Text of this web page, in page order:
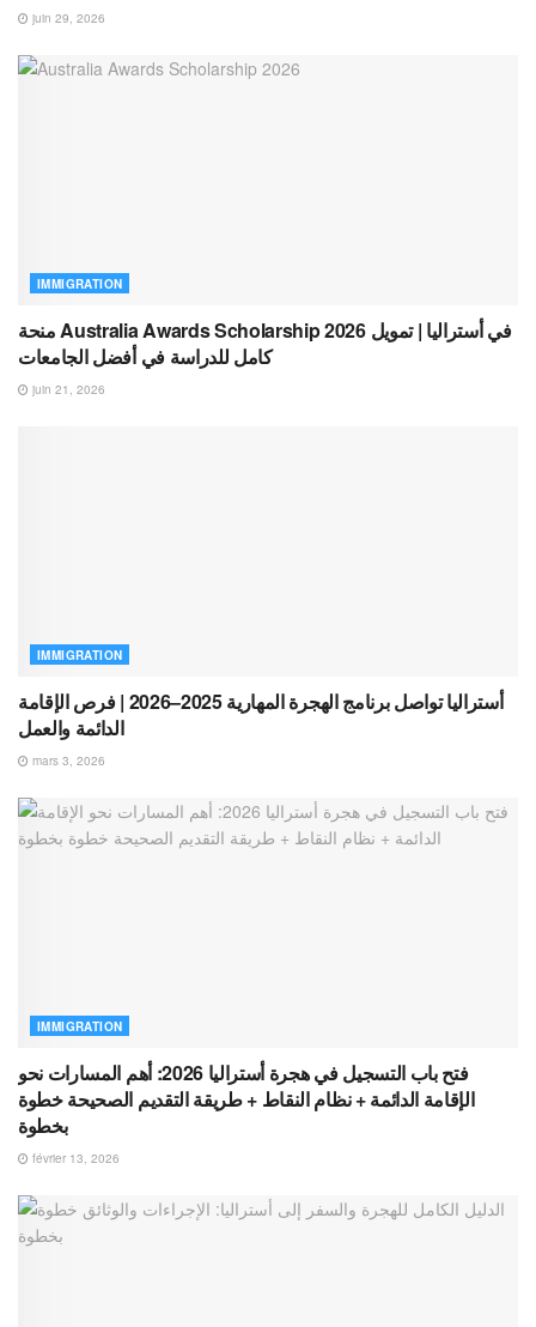
juin 29, 2026
IMMIGRATION
منحة Australia Awards Scholarship 2026 في أستراليا | تمويل
كامل للدراسة في أفضل الجامعات
juin 21, 2026
IMMIGRATION
أستراليا تواصل برنامج الهجرة المهارية 2025–2026 | فرص الإقامة
الدائمة والعمل
mars 3, 2026
IMMIGRATION
فتح باب التسجيل في هجرة أستراليا 2026: أهم المسارات نحو
الإقامة الدائمة + نظام النقاط + طريقة التقديم الصحيحة خطوة
بخطوة
février 13, 2026